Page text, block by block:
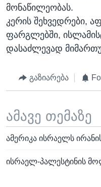
მონაწილეობას.
კერის შეხვედრები,
ფარგლებში,
დასაძლევად
გაზიარება
ამავე თემაზე
ამერიკა ისრაელს
ისრაელ-პალესტინის